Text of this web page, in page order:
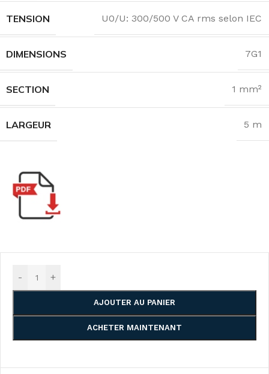
TENSION U0/U: 300/500 V CA rms selon IEC
DIMENSIONS 7G1
SECTION 1 mm²
LARGEUR 5 m
- +
AJOUTER AU PANIER
ACHETER MAINTENANT